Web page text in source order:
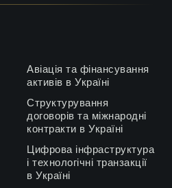
Авіація та фінансування
активів в Україні
Структурування
договорів та міжнародні
контракти в Україні
Цифрова інфраструктура
і технологічні транзакції
в Україні